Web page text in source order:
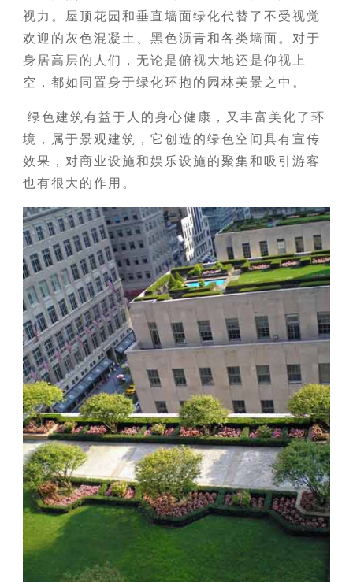
视力。屋顶花园和垂直墙面绿化代替了不受视觉
欢迎的灰色混凝土、黑色沥青和各类墙面。对于
身居高层的人们，无论是俯视大地还是仰视上
空，都如同置身于绿化环抱的园林美景之中。
绿色建筑有益于人的身心健康，又丰富美化了环
境，属于景观建筑，它创造的绿色空间具有宣传
效果，对商业设施和娱乐设施的聚集和吸引游客
也有很大的作用。